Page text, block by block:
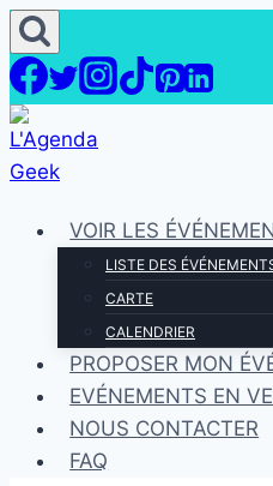
Aller
au
contenu
VOIR LES
LISTE DES
CARTE
CALENDRIER
PROPOSER MON
EVÉNEMENTS EN
NOUS CONTACTER
FAQ